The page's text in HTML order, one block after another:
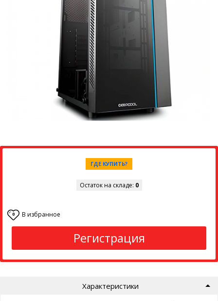
ГДЕ КУПИТЬ?
Остаток на складе: 0
0 В избранное
Регистрация
Характеристики